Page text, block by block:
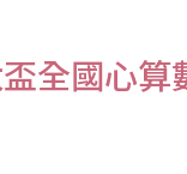
全國心算